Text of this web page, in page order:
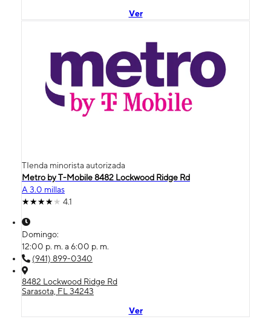
Ver
TIenda minorista autorizada
Metro by T-Mobile 8482 Lockwood Ridge Rd
A 3.0 millas
4.1
Domingo:
12:00 p. m. a 6:00 p. m.
(941) 899-0340
8482 Lockwood Ridge Rd
Sarasota, FL 34243
Ver